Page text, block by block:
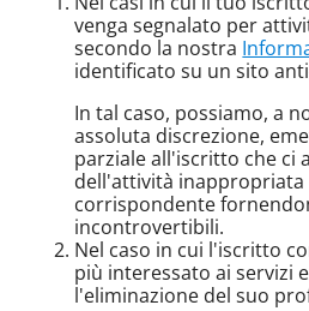
venga segnalato per
secondo la nostra
identificato su un sito
In tal caso, possiamo, a
assoluta discrezione,
parziale all'iscritto che ci
dell'attività
corrispondente
incontrovertibili.
Nel caso in cui l'iscritto
più interessato ai servizi
l'eliminazione del suo